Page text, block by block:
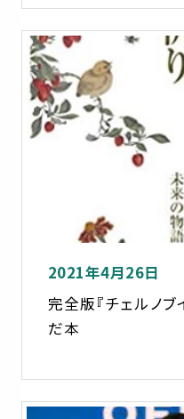
2021年4月26日
完全版『チェルノ
だ本